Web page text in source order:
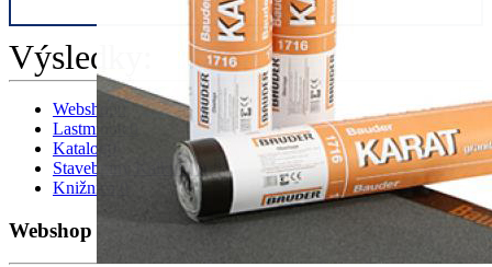
Kalkulátor na ADVANCE 14 komíny
Výsledky:
Webshop
Lastminute
Katalog
Stavebniny Kalkulator0
Knižnica
Webshop